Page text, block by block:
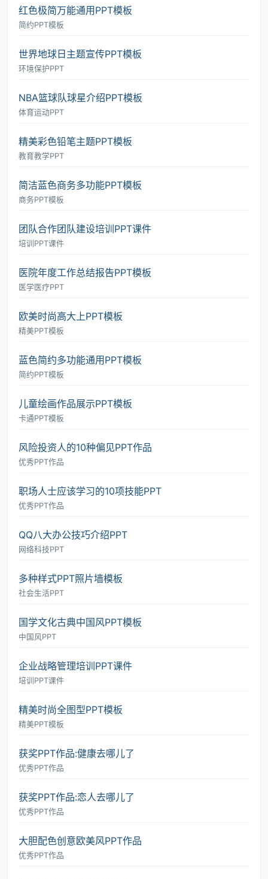
红色极简万能通用PPT模板
简约PPT模板
世界地球日主题宣传PPT模板
环境保护PPT
NBA篮球队球星介绍PPT模板
体育运动PPT
精美彩色铅笔主题PPT模板
教育教学PPT
简洁蓝色商务多功能PPT模板
商务PPT模板
团队合作团队建设培训PPT课件
培训PPT课件
医院年度工作总结报告PPT模板
医学医疗PPT
欧美时尚高大上PPT模板
精美PPT模板
蓝色简约多功能通用PPT模板
简约PPT模板
儿童绘画作品展示PPT模板
卡通PPT模板
风险投资人的10种偏见PPT作品
优秀PPT作品
职场人士应该学习的10项技能PPT
优秀PPT作品
QQ八大办公技巧介绍PPT
网络科技PPT
多种样式PPT照片墙模板
社会生活PPT
国学文化古典中国风PPT模板
中国风PPT
企业战略管理培训PPT课件
培训PPT课件
精美时尚全图型PPT模板
精美PPT模板
获奖PPT作品:健康去哪儿了
优秀PPT作品
获奖PPT作品:恋人去哪儿了
优秀PPT作品
大胆配色创意欧美风PPT作品
优秀PPT作品